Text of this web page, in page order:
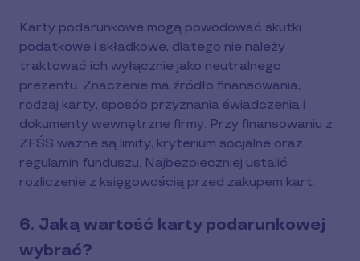
Karty podarunkowe mogą powodować skutki
podatkowe i składkowe, dlatego nie należy
traktować ich wyłącznie jako neutralnego
prezentu. Znaczenie ma źródło finansowania,
rodzaj karty, sposób przyznania świadczenia i
dokumenty wewnętrzne firmy. Przy finansowaniu z
ZFŚS ważne są limity, kryterium socjalne oraz
regulamin funduszu. Najbezpieczniej ustalić
rozliczenie z księgowością przed zakupem kart.
6. Jaką wartość karty podarunkowej
wybrać?